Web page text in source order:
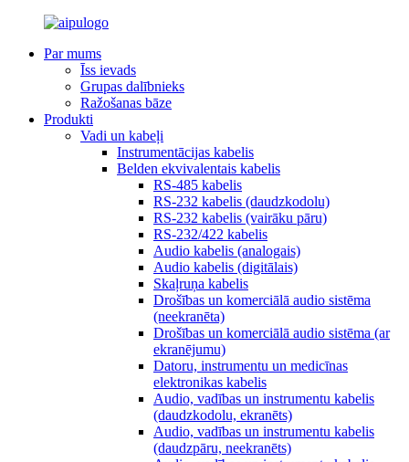
Par mums
Īss ievads
Grupas dalībnieks
Ražošanas bāze
Produkti
Vadi un kabeļi
Instrumentācijas kabelis
Belden ekvivalentais kabelis
RS-485 kabelis
RS-232 kabelis (daudzkodolu)
RS-232 kabelis (vairāku pāru)
RS-232/422 kabelis
Audio kabelis (analogais)
Audio kabelis (digitālais)
Skaļruņa kabelis
Drošības un komerciālā audio sistēma
(neekranēta)
Drošības un komerciālā audio sistēma (ar
ekranējumu)
Datoru, instrumentu un medicīnas
elektronikas kabelis
Audio, vadības un instrumentu kabelis
(daudzkodolu, ekranēts)
Audio, vadības un instrumentu kabelis
(daudzpāru, neekranēts)